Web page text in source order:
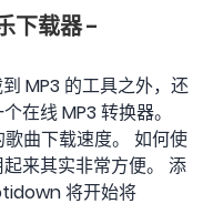
下载器 -
MP3 的工具之外，还
线 MP3 转换器。
曲下载速度。 如何使
来其实非常方便。 添
将开始将